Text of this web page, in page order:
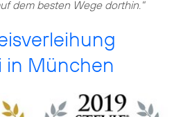
dem besten Wege dorthin."
in München